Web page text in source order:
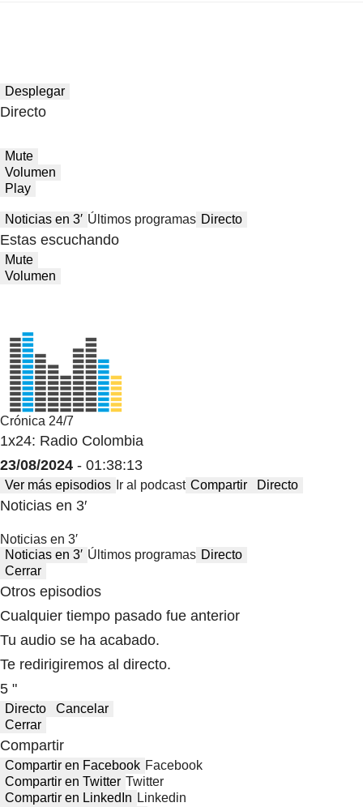
Desplegar
Directo
Mute
Volumen
Play
Noticias en 3′ Últimos programas Directo
Estas escuchando
Mute
Volumen
Crónica 24/7
1x24: Radio Colombia
23/08/2024 - 01:38:13
Ver más episodios Ir al podcast Compartir Directo
Noticias en 3′
Noticias en 3′
Noticias en 3′ Últimos programas Directo
Cerrar
Otros episodios
Cualquier tiempo pasado fue anterior
Tu audio se ha acabado.
Te redirigiremos al directo.
5 "
Directo
Cancelar
Cerrar
Compartir
Compartir en Facebook Facebook
Compartir en Twitter Twitter
Compartir en LinkedIn Linkedin